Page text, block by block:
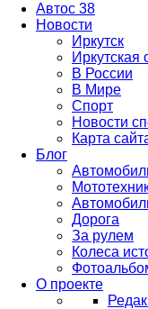
Автос 38
Новости
Иркутск
Иркутская
В России
В Мире
Спорт
Новости
Карта
Блог
Дорога
За рулем
Колеса
О проекте